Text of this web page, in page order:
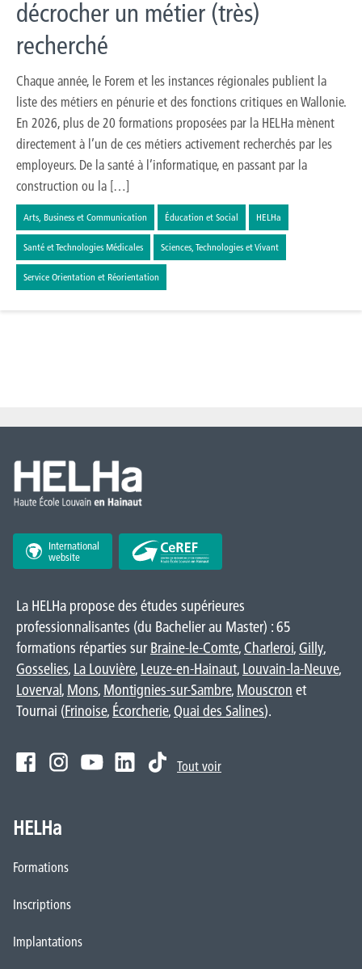
décrocher un métier (très)
recherché
Chaque année, le Forem et les instances régionales publient la
liste des métiers en pénurie et des fonctions critiques en Wallonie.
En 2026, plus de 20 formations proposées par la HELHa mènent
directement à l’un de ces métiers activement recherchés par les
employeurs. De la santé à l’informatique, en passant par la
construction ou la […]
Arts, Business et Communication Éducation et Social HELHa
Santé et Technologies Médicales Sciences, Technologies et Vivant
Service Orientation et Réorientation
International
website
La HELHa propose des études supérieures
professionnalisantes (du Bachelier au Master) : 65
formations réparties surBraine-le-Comte, Charleroi, Gilly,
Gosselies, La Louvière, Leuze-en-Hainaut, Louvain-la-Neuve,
Loverval, Mons, Montignies-sur-Sambre, Mouscron et
Tournai (Frinoise, Écorcherie, Quai des Salines).
Tout voir
HELHa
Formations
Inscriptions
Implantations